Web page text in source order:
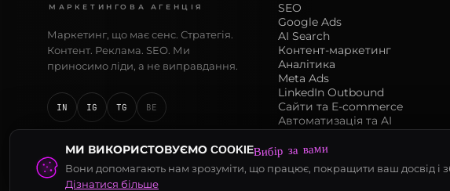
МАРКЕТИНГОВА АГЕНЦІЯ
Маркетинг, що має сенс. Стратегія.
Контент. Реклама. SEO. Ми
приносимо ліди, а не виправдання.
IN IG TG BE
SEO
Google Ads
AI Search
Контент-маркетинг
Аналітика
Meta Ads
LinkedIn Outbound
Сайти та E-commerce
Автоматизація та AI
© 2026 GRANDMA AGENCY · УСІ ПРАВА ЗАХИЩЕНІ
МИ ВИКОРИСТОВУЄМО COOKIEВибір за вами
Вони допомагають нам зрозуміти, що працює, покращити ваш досвід і
Дізнатися більше